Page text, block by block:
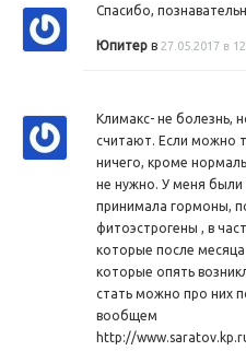
Спасибо,
Юпитер в 27.05.2017 в
Климакс- не болезнь,
считают. Если можно
ничего, кроме
не нужно. У меня были
принимала гормоны,
фитоэстрогены , в
которые после
которые опять
стать можно про них
вообщем
http://